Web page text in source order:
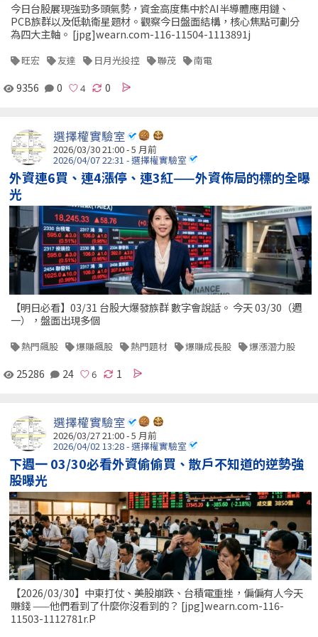
今日台股展現強勁多頭氣勢，資金高度集中於AI半導體應用鏈、
PCB族群以及低軌衛星題材。觀察今日盤面結構，核心焦點可劃分
為四大主軸。 [jpg]wearn.com-116-11504-1113891j
旺宏 友達 日月光投控 聯茂 南電
9356 0 0
選擇權實驗室
2026/03/30 21:00 - 5 月前
2026/04/07 22:31 - 選擇權實驗室
外資連6買、連4漲停、連3紅——外資佈局的標的全曝
光
【明日必看】03/31 台股大爆發族群 數字會說話。 今天 03/30（週
一），盤面出現多個
熱門飆股 爆賺飆股 熱門題材 爆賺成長股 爆漲潛力股
25286 24 1
選擇權實驗室
2026/03/27 21:00 - 5 月前
2026/04/02 13:28 - 選擇權實驗室
下週一 03/30必看外資偷偷買、散戶不知道的逆勢強
股曝光
【2026/03/30】中東打仗、美股崩跌、台積電重挫，偏偏有人今天
賺錢 ——他們看到了什麼你沒看到的？ [jpg]wearn.com-116-
11503-1112781r.P